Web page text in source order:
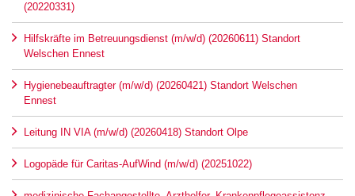
(20220331)
Hilfskräfte im Betreuungsdienst (m/w/d) (20260611) Standort
Welschen Ennest
Hygienebeauftragter (m/w/d) (20260421) Standort Welschen
Ennest
Leitung IN VIA (m/w/d) (20260418) Standort Olpe
Logopäde für Caritas-AufWind (m/w/d) (20251022)